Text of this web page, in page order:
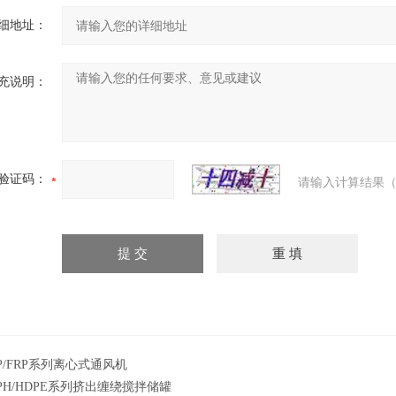
地址：
说明：
证码： 请输入计算结果
FRP系列离心式通风机
HDPE系列挤出缠绕搅拌储罐